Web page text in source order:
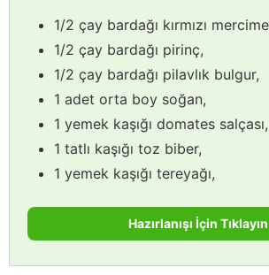
1/2 çay bardağı kırmızı
1/2 çay bardağı pirinç,
1/2 çay bardağı pilavlık bulgur,
1 adet orta boy soğan,
1 yemek kaşığı domates salçası,
1 tatlı kaşığı toz biber,
1 yemek kaşığı tereyağı,
Hazırlanışı İçin Tıklayın